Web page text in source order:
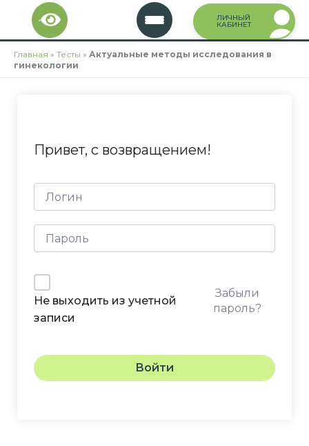
Перейти
содержимому
ЛИЧНЫЙ
КАБИНЕТ
Главная » Тесты » Актуальные методы исследования в
гинекологии
Привет, с возвращением!
Не выходить из учетной
записи
Забыли
пароль?
Войти